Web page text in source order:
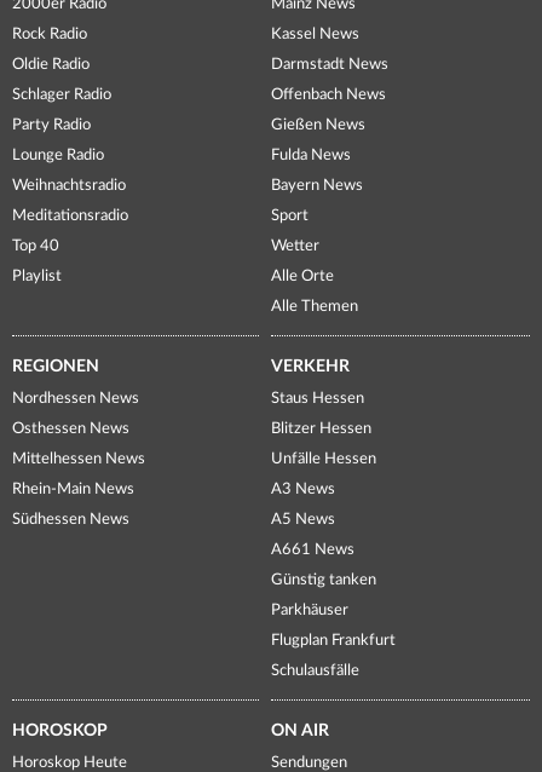
2000er Radio
Rock Radio
Oldie Radio
Schlager Radio
Party Radio
Lounge Radio
Weihnachtsradio
Meditationsradio
Top 40
Playlist
Mainz News
Kassel News
Darmstadt News
Offenbach News
Gießen News
Fulda News
Bayern News
Sport
Wetter
Alle Orte
Alle Themen
REGIONEN
Nordhessen News
Osthessen News
Mittelhessen News
Rhein-Main News
Südhessen News
VERKEHR
Staus Hessen
Blitzer Hessen
Unfälle Hessen
A3 News
A5 News
A661 News
Günstig tanken
Parkhäuser
Flugplan Frankfurt
Schulausfälle
HOROSKOP
Horoskop Heute
ON AIR
Sendungen